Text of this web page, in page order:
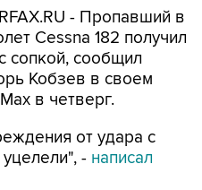
- Пропавший в
Cessna 182 получил
сопкой, сообщил
Кобзев в своем
в четверг.
от удара с
- написал